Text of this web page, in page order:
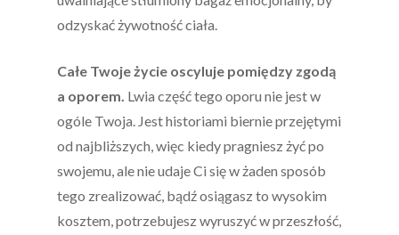
odzyskać żywotność ciała.
Całe Twoje życie oscyluje pomiędzy zgodą
a oporem. Lwia część tego oporu nie jest w
ogóle Twoja. Jest historiami biernie przejętymi
od najbliższych, więc kiedy pragniesz żyć po
swojemu, ale nie udaje Ci się w żaden sposób
tego zrealizować, bądź osiągasz to wysokim
kosztem, potrzebujesz wyruszyć w przeszłość,